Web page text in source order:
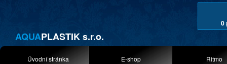
AQUAPLASTIK s.r.o.
0
Úvodní stránka E-shop Ritmo